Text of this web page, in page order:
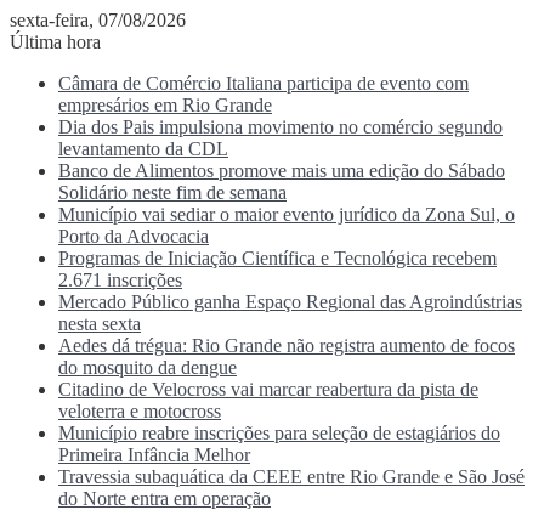
sexta-feira, 07/08/2026
Última hora
Câmara de Comércio Italiana participa de evento com
empresários em Rio Grande
Dia dos Pais impulsiona movimento no comércio segundo
levantamento da CDL
Banco de Alimentos promove mais uma edição do Sábado
Solidário neste fim de semana
Município vai sediar o maior evento jurídico da Zona Sul, o
Porto da Advocacia
Programas de Iniciação Científica e Tecnológica recebem
2.671 inscrições
Mercado Público ganha Espaço Regional das Agroindústrias
nesta sexta
Aedes dá trégua: Rio Grande não registra aumento de focos
do mosquito da dengue
Citadino de Velocross vai marcar reabertura da pista de
veloterra e motocross
Município reabre inscrições para seleção de estagiários do
Primeira Infância Melhor
Travessia subaquática da CEEE entre Rio Grande e São José
do Norte entra em operação